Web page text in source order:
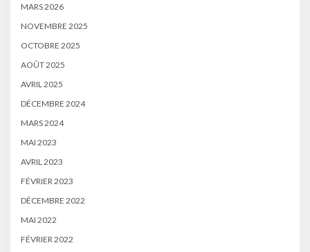
MARS 2026
NOVEMBRE 2025
OCTOBRE 2025
AOÛT 2025
AVRIL 2025
DÉCEMBRE 2024
MARS 2024
MAI 2023
AVRIL 2023
FÉVRIER 2023
DÉCEMBRE 2022
MAI 2022
FÉVRIER 2022